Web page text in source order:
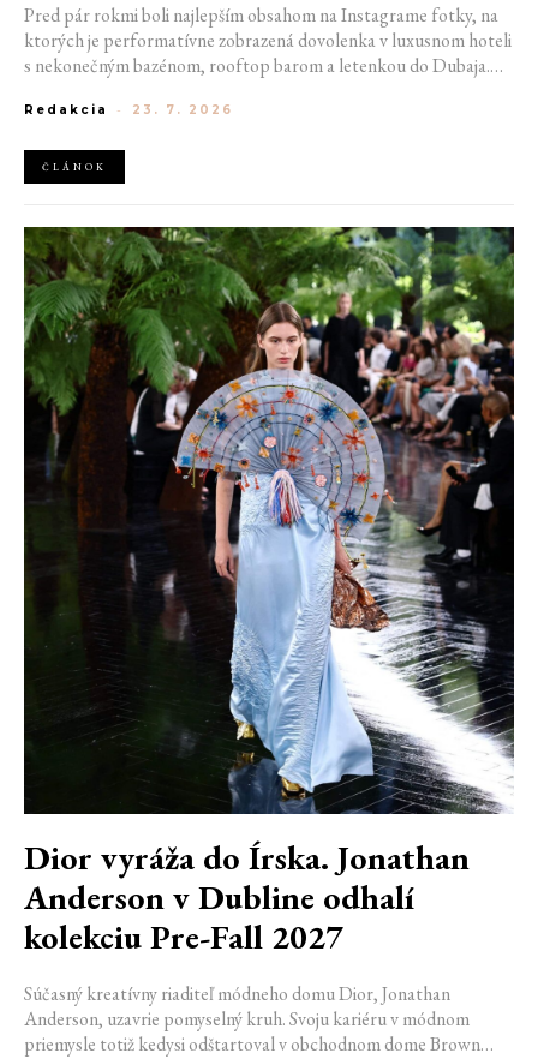
Pred pár rokmi boli najlepším obsahom na Instagrame fotky, na
ktorých je performatívne zobrazená dovolenka v luxusnom hoteli
s nekonečným bazénom, rooftop barom a letenkou do Dubaja.
Jizerských horách. Ranné kúpanie v lome. Výlet vlakom na
kamarátmi pri ohni.
Redakcia - 23. 7. 2026
ČLÁNOK
Dior vyráža do Írska. Jonathan
Anderson v Dubline odhalí
kolekciu Pre-Fall 2027
Súčasný kreatívny riaditeľ módneho domu Dior, Jonathan
Anderson, uzavrie pomyselný kruh. Svoju kariéru v módnom
priemysle totiž kedysi odštartoval v obchodnom dome Brown